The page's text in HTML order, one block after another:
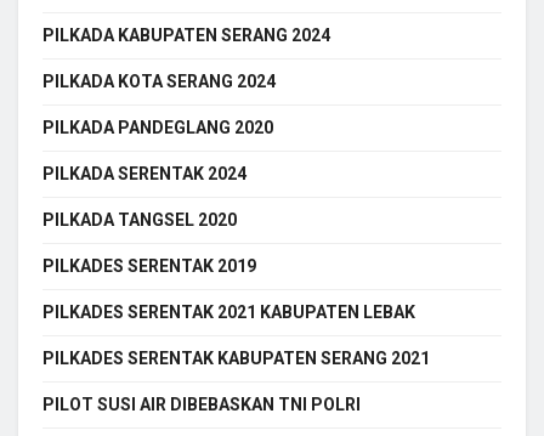
PILKADA KABUPATEN SERANG 2024
PILKADA KOTA SERANG 2024
PILKADA PANDEGLANG 2020
PILKADA SERENTAK 2024
PILKADA TANGSEL 2020
PILKADES SERENTAK 2019
PILKADES SERENTAK 2021 KABUPATEN LEBAK
PILKADES SERENTAK KABUPATEN SERANG 2021
PILOT SUSI AIR DIBEBASKAN TNI POLRI